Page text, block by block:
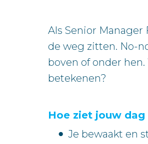
Als Senior
de weg zitten. No-
boven of onder
betekenen?
Hoe ziet jouw dag
Je bewaakt en